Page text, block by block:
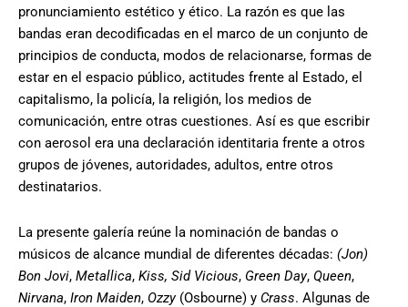
pronunciamiento estético y ético. La razón es que las
bandas eran decodificadas en el marco de un conjunto de
principios de conducta, modos de relacionarse, formas de
estar en el espacio público, actitudes frente al Estado, el
capitalismo, la policía, la religión, los medios de
comunicación, entre otras cuestiones. Así es que escribir
con aerosol era una declaración identitaria frente a otros
grupos de jóvenes, autoridades, adultos, entre otros
destinatarios.
La presente galería reúne la nominación de bandas o
músicos de alcance mundial de diferentes décadas: (Jon)
Bon Jovi, Metallica, Kiss, Sid Vicious, Green Day, Queen,
Nirvana, Iron Maiden, Ozzy(Osbourne) y Crass. Algunas de